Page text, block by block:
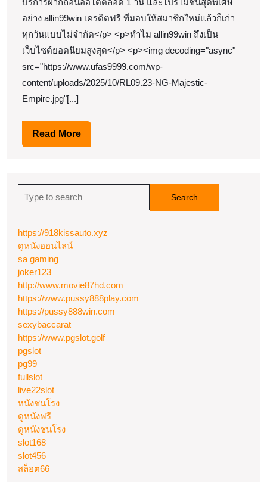
บริการฝากถอนออโต้ตลอด 1 วัน และโปรโมชั่นสุดพิเศษ
อย่าง allin99win เครดิตฟรี ที่มอบให้สมาชิกใหม่แล้วก็เก่า
ทุกวันแบบไม่จำกัด</p> <p>ทำไม allin99win ถึงเป็น
เว็บไซต์ยอดนิยมสูงสุด</p> <p><img decoding="async"
src="https://www.ufas9999.com/wp-
content/uploads/2025/10/RL09.23-NG-Majestic-
Empire.jpg"[...]
Read MoreRead
More
for:
https://918kissauto.xyz
ดูหนังออนไลน์
sa gaming
joker123
http://www.movie87hd.com
https://www.pussy888play.com
https://pussy888win.com
sexybaccarat
https://www.pgslot.golf
pgslot
pg99
fullslot
live22slot
หนังชนโรง
ดูหนังฟรี
ดูหนังชนโรง
slot168
slot456
สล็อต66